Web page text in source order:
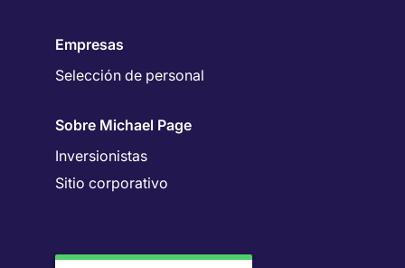
Empresas
Selección de personal
Sobre Michael Page
Inversionistas
Sitio corporativo